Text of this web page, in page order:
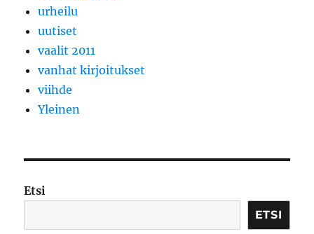
urheilu
uutiset
vaalit 2011
vanhat kirjoitukset
viihde
Yleinen
Etsi
ETSI